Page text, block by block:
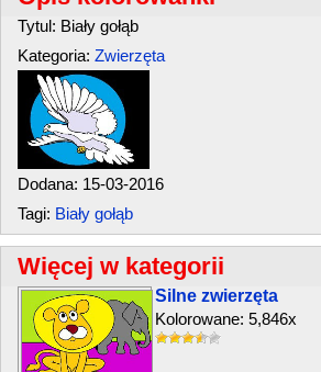
Tytul: Biały gołąb
Kategoria: Zwierzęta
Dodana: 15-03-2016
Tagi: Biały gołąb
Więcej w kategorii
Silne zwierzęta
Kolorowane: 5,846x